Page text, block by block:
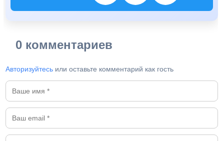
0 комментариев
Авторизуйтесь или оставьте комментарий как гость